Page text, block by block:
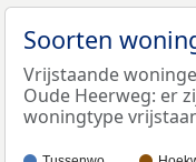
Soorten
Vrijstaande
Oude Heerweg: er
woningtype